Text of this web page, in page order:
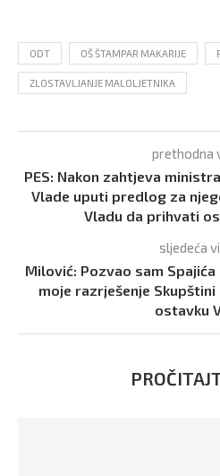
ODT OŠ ŠTAMPAR MAKARIJE
ZLOSTAVLJANJE MALOLJETNIKA
prethodna
PES: Nakon zahtjeva
Vlade uputi predlog za
Vladu da prihvati
sljedeća
Milović: Pozvao sam
moje razrješenje Skupštini
ostavku